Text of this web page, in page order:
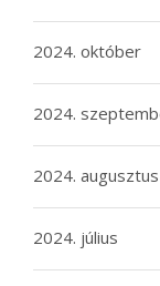
2024. október
2024.
2024. augusztus
2024. július